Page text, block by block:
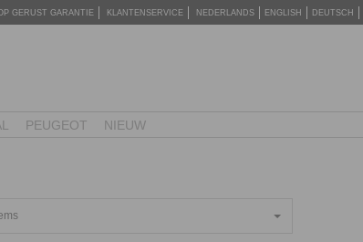
GERUST GARANTIE KLANTENSERVICE NEDERLANDS ENGLISH DEUTSCH
PEUGEOT NIEUW